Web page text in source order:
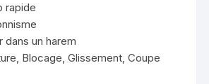
rapide
dans un harem
Blocage, Glissement, Coupe